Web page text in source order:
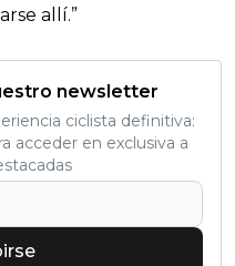
allí.”
newsletter
ciclista definitiva:
acceder en exclusiva a